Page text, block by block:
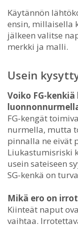
Käytännön
ensin, millaisella
jälkeen valitse
merkki ja malli.
Usein
Voiko FG-
FG-kengät
nurmella, mutta
pinnalla ne eivät
Liukastumisriski
usein sateiseen
SG-kenkä on
Mikä ero on
Kiinteät naput
vaihtaa.